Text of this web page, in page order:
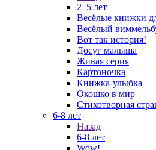
2–5 лет
Весёлые книжки
Весёлый
Вот так история!
Досуг малыша
Живая серия
Картоночка
Книжка-улыбка
Окошко в мир
Стихотворная
6-8 лет
Назад
6-8 лет
Wow!